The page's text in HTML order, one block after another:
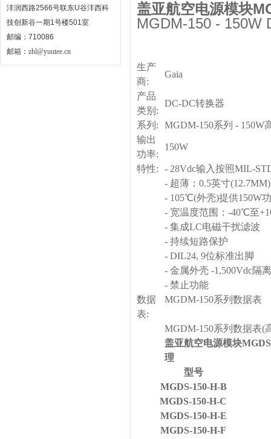
沣润西路2566号联东U谷沣西科
技创新谷一期1号楼501室
邮编：710086
邮箱： zhl@yuutee.cn
盖亚航空电源模块
MGDM-150 - 150W
生产
商:
Gaia
产品
类别:
DC-DC转换器
系列: MGDM-150系列 - 150W
输出
功率:
150W
特性: - 28Vdc输入按照MIL-
- 超薄：0.5英寸(12.7MM)
- 105℃(外壳)提供150W
- 宽温度范围：-40℃至
- 集成LC电磁干扰滤波
- 持续短路保护
- DIL24, 9位标准出脚
- 金属外壳 -1,500Vdc隔离
- 禁止功能
数据
表:
MGDM-150系列数据表
MGDM-150系列数据表(
盖亚航空电源模块
理
型号
MGDS-150-H-B
MGDS-150-H-C
MGDS-150-H-E
MGDS-150-H-F